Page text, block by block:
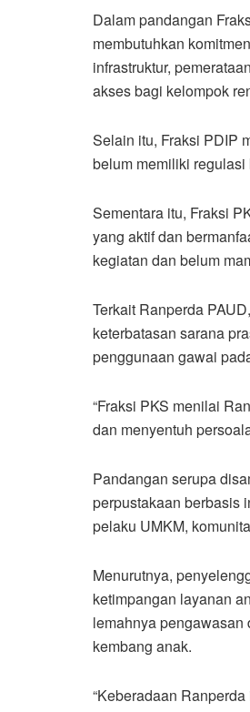
Dalam pandangan
membutuhkan
infrastruktur,
akses bagi kelompok
Selain itu, Fraksi PDIP
belum memiliki
Sementara itu, Fraksi
yang aktif dan
kegiatan dan belum
Terkait Ranperda
keterbatasan sarana
penggunaan gawai
“Fraksi PKS menilai
dan menyentuh
Pandangan serupa
perpustakaan berbasis
pelaku UMKM,
Menurutnya,
ketimpangan layanan
lemahnya
kembang anak.
“Keberadaan